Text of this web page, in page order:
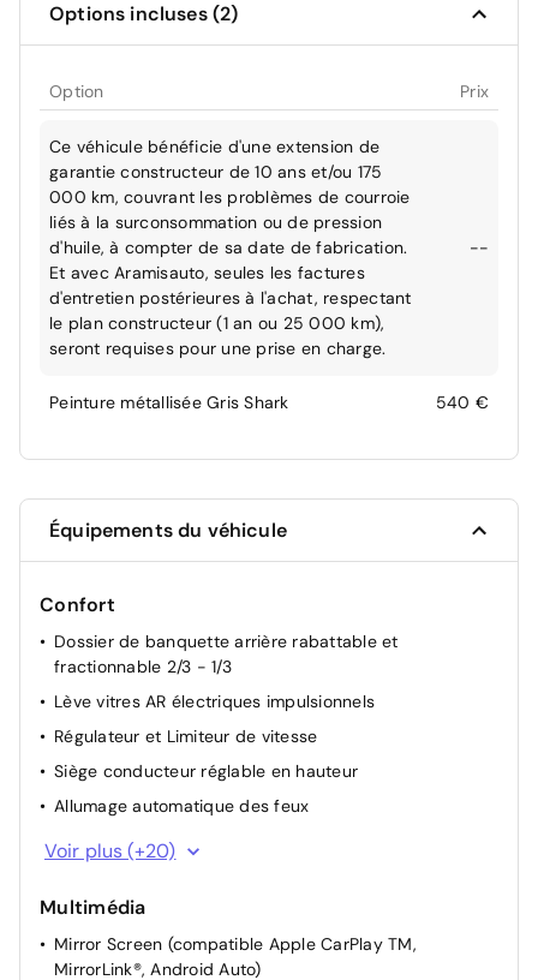
Options incluses (2)
Option Prix
Ce véhicule bénéficie d'une extension de
garantie constructeur de 10 ans et/ou 175
000 km, couvrant les problèmes de courroie
liés à la surconsommation ou de pression
d'huile, à compter de sa date de fabrication.
Et avec Aramisauto, seules les factures
d'entretien postérieures à l'achat, respectant
le plan constructeur (1 an ou 25 000 km),
seront requises pour une prise en charge.
--
Peinture métallisée Gris Shark 540 €
Équipements du véhicule
Confort
Dossier de banquette arrière rabattable et
fractionnable 2/3 - 1/3
Lève vitres AR électriques impulsionnels
Régulateur et Limiteur de vitesse
Siège conducteur réglable en hauteur
Allumage automatique des feux
Climatisation automatique
Direction Assistée électrique
Rétroviseurs extérieurs rabattables électriquement
Voir plus (+20)
Multimédia
Mirror Screen (compatible Apple CarPlay TM,
MirrorLink®, Android Auto)